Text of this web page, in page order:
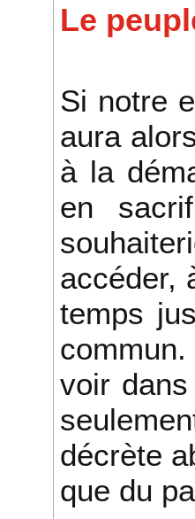
Le
Si notre
aura
à la
en
accéder,
temps
commun.
voir
décrète
que du